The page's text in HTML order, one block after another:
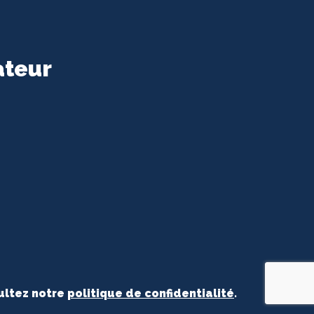
notre politique de confidentialité.